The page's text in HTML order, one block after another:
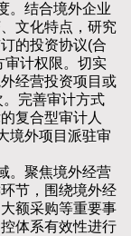
结合境外企业
文化特点，研究
的投资协议(合
审计权限。切实
经营投资项目或
完善审计方式
复合型审计人
境外项目派驻审
聚焦境外经营
节，围绕境外经
额采购等重要事
体系有效性进行